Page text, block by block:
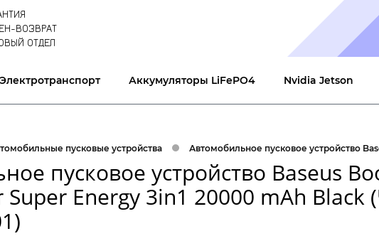
ВОЗВРАТ
ОТДЕЛ
Электротранспорт Аккумуляторы LiFePO4 Nvidia Jetson
пусковые устройства Автомобильное пусковое устройство
пусковое устройство Baseus
Super Energy 3in1 20000 mAh